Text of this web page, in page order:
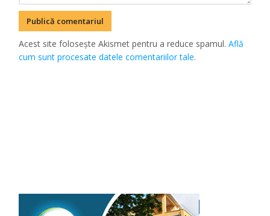
Acest site folosește Akismet pentru a reduce spamul.Află
cum sunt procesate datele comentariilor tale.